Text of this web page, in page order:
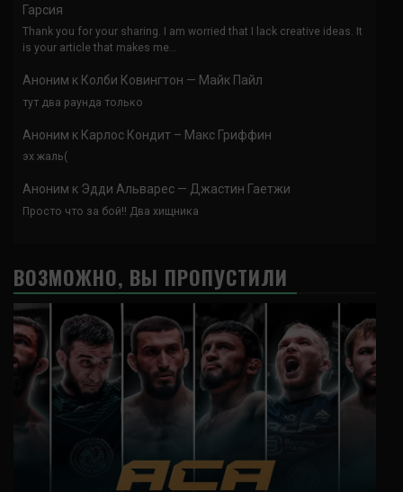
Гарсия
Thank you for your sharing. I am worried that I lack creative ideas. It
is your article that makes me…
Аноним к Колби Ковингтон — Майк Пайл
тут два раунда только
Аноним к Карлос Кондит – Макс Гриффин
эх жаль(
Аноним к Эдди Альварес — Джастин Гаетжи
Просто что за бой!! Два хищника
ВОЗМОЖНО, ВЫ ПРОПУСТИЛИ